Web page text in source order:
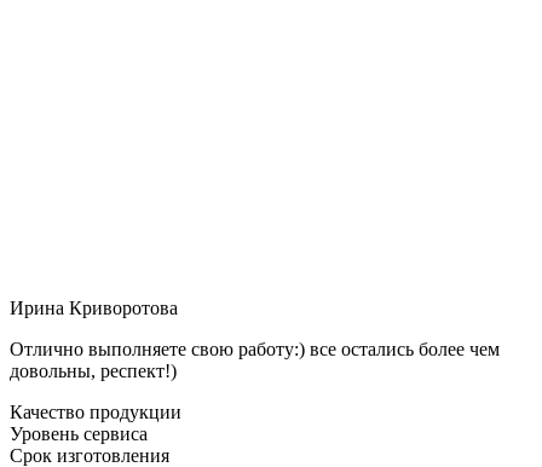
Ирина Криворотова
Отлично выполняете свою работу:) все остались более чем
довольны, респект!)
Качество продукции
Уровень сервиса
Срок изготовления